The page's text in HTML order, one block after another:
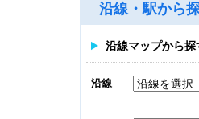
地上 8/
オーガニックビル
賃料合
相談
沿線・駅から
沿線マップから探
沿線